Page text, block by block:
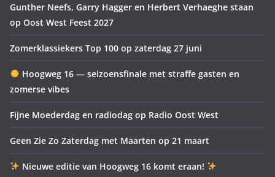
Gunther Neefs, Garry Hagger en Herbert Verhaeghe staan
op Oost West Feest 2027
Zomerklassiekers Top 100 op zaterdag 27 juni
Hoogweg 16 — seizoensfinale met straffe gasten en
zomerse vibes
Fijne Moederdag en radiodag op Radio Oost West
Geen Zie Zo Zaterdag met Maarten op 21 maart
Nieuwe editie van Hoogweg 16 komt eraan!